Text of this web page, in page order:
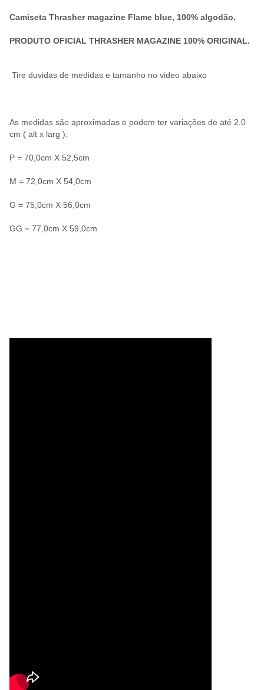
Camiseta Thrasher magazine Flame blue, 100% algodão.
PRODUTO OFICIAL THRASHER MAGAZINE 100% ORIGINAL.
Tire duvidas de medidas e tamanho no video abaixo
As medidas são aproximadas e podem ter variações de até 2,0
cm ( alt x larg ):
P = 70,0cm X 52,5cm
M = 72,0cm X 54,0cm
G = 75,0cm X 56,0cm
GG = 77,0cm X 59,0cm